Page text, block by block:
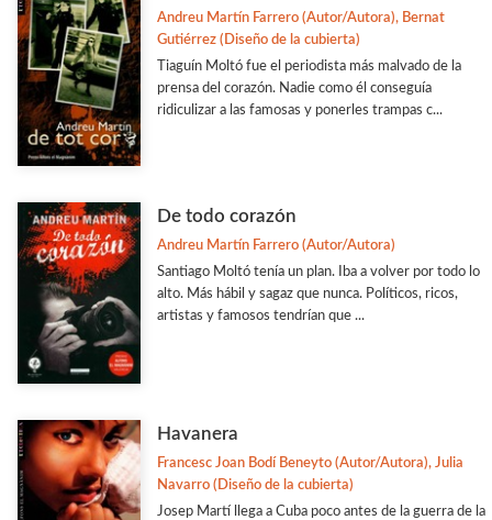
Andreu Martín Farrero (Autor/Autora), Bernat
Gutiérrez (Diseño de la cubierta)
Tiaguín Moltó fue el periodista más malvado de la
prensa del corazón. Nadie como él conseguía
ridiculizar a las famosas y ponerles trampas c...
De todo corazón
Andreu Martín Farrero (Autor/Autora)
Santiago Moltó tenía un plan. Iba a volver por todo lo
alto. Más hábil y sagaz que nunca. Políticos, ricos,
artistas y famosos tendrían que ...
Havanera
Francesc Joan Bodí Beneyto (Autor/Autora), Julia
Navarro (Diseño de la cubierta)
Josep Martí llega a Cuba poco antes de la guerra de la